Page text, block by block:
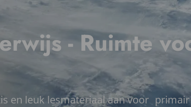
- Ruimte
en leuk lesmateriaal aan voor